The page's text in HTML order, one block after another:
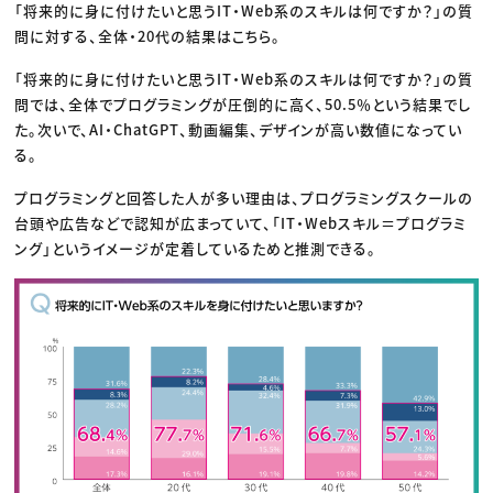
「将来的に身に付けたいと思うIT・Web系のスキルは何ですか？」の質
問に対する、全体・20代の結果はこちら。
「将来的に身に付けたいと思うIT・Web系のスキルは何ですか？」の質
問では、全体でプログラミングが圧倒的に高く、50.5％という結果でし
た。次いで、AI・ChatGPT、動画編集、デザインが高い数値になってい
る。
プログラミングと回答した人が多い理由は、プログラミングスクールの
台頭や広告などで認知が広まっていて、「IT・Webスキル＝プログラミ
ング」というイメージが定着しているためと推測できる。